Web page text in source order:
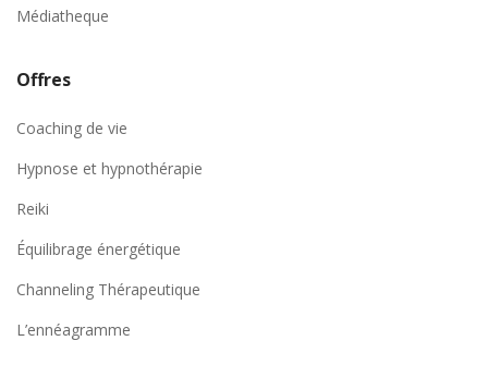
Médiatheque
Offres
Coaching de vie
Hypnose et hypnothérapie
Reiki
Équilibrage énergétique
Channeling Thérapeutique
L’ennéagramme